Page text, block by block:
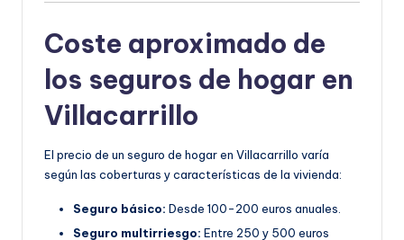
Coste aproximado de
los seguros de hogar en
Villacarrillo
El precio de un seguro de hogar en Villacarrillo varía
según las coberturas y características de la vivienda:
Seguro básico: Desde 100-200 euros anuales.
Seguro multirriesgo: Entre 250 y 500 euros